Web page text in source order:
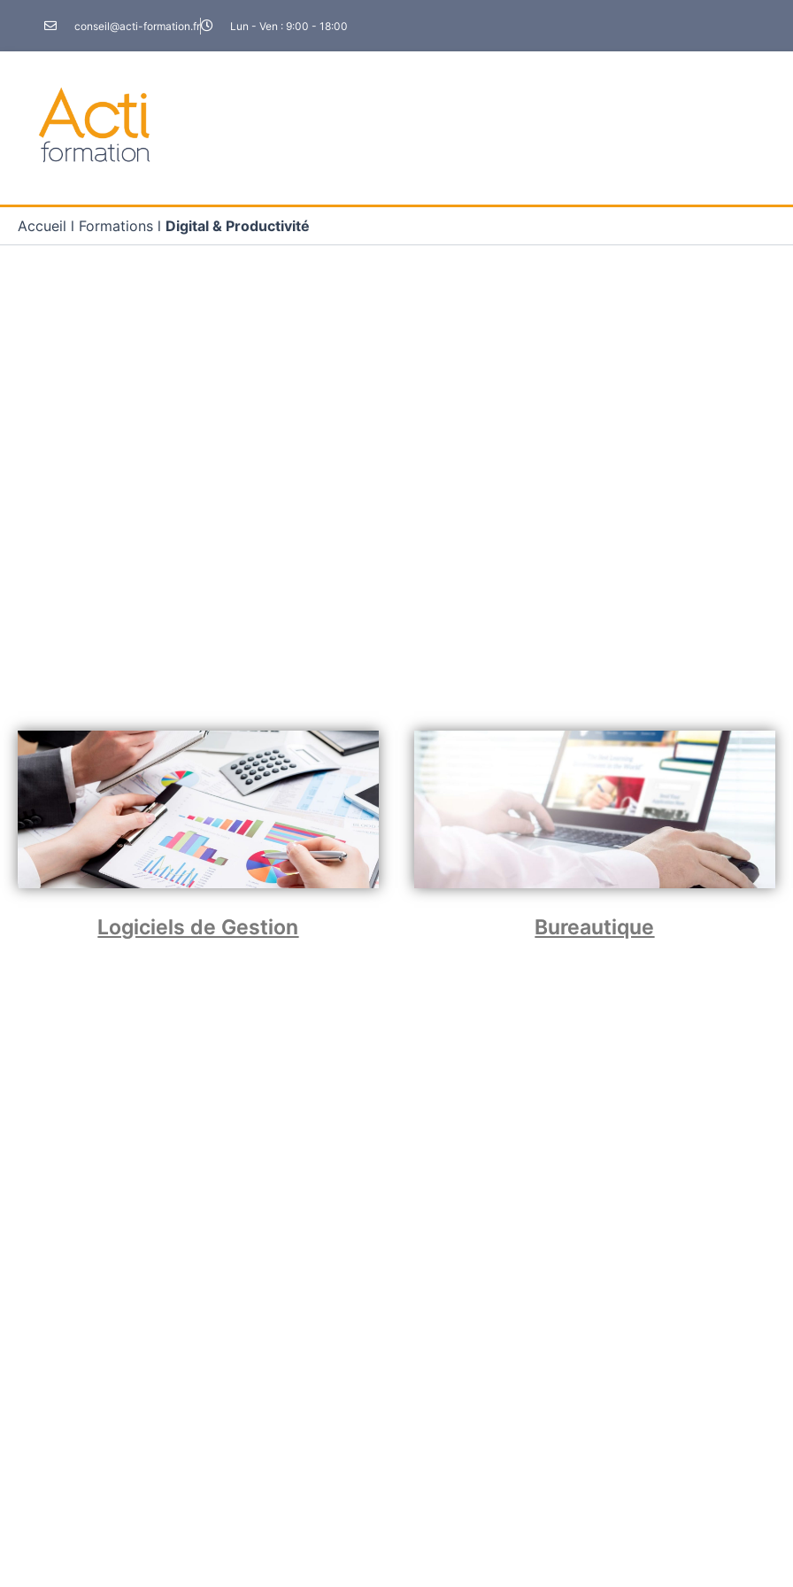
contenu
conseil@acti-formation.fr Lun - Ven : 9:00 - 18:00
Accueil l Formations l Digital & Productivité
Logiciels de Gestion Bureautique